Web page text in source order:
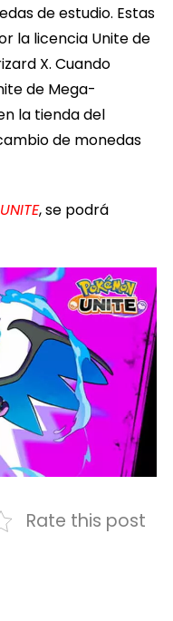
de estudio. Estas
la licencia Unite de
X. Cuando
de Mega-
la tienda del
de monedas
, se podrá
Rate this post